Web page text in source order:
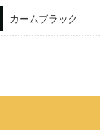
カームブラック